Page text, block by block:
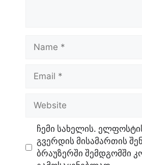
Name
Email
Website
ჩემი სახელის.
გვერდის მისამართის
ბრაუზერში შემდგომში